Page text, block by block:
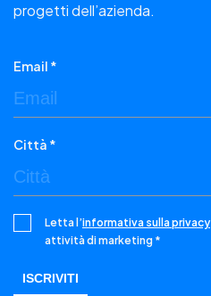
progetti dell’azienda.
Email *
Città *
Letta l’informativa sulla privacy
attività di marketing *